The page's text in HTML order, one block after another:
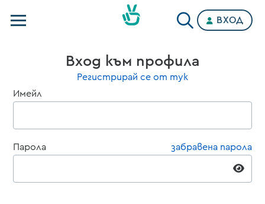
Категории
ВХОД
Вход към профила
Регистрирай се от тук
Имейл
Парола забравена парола